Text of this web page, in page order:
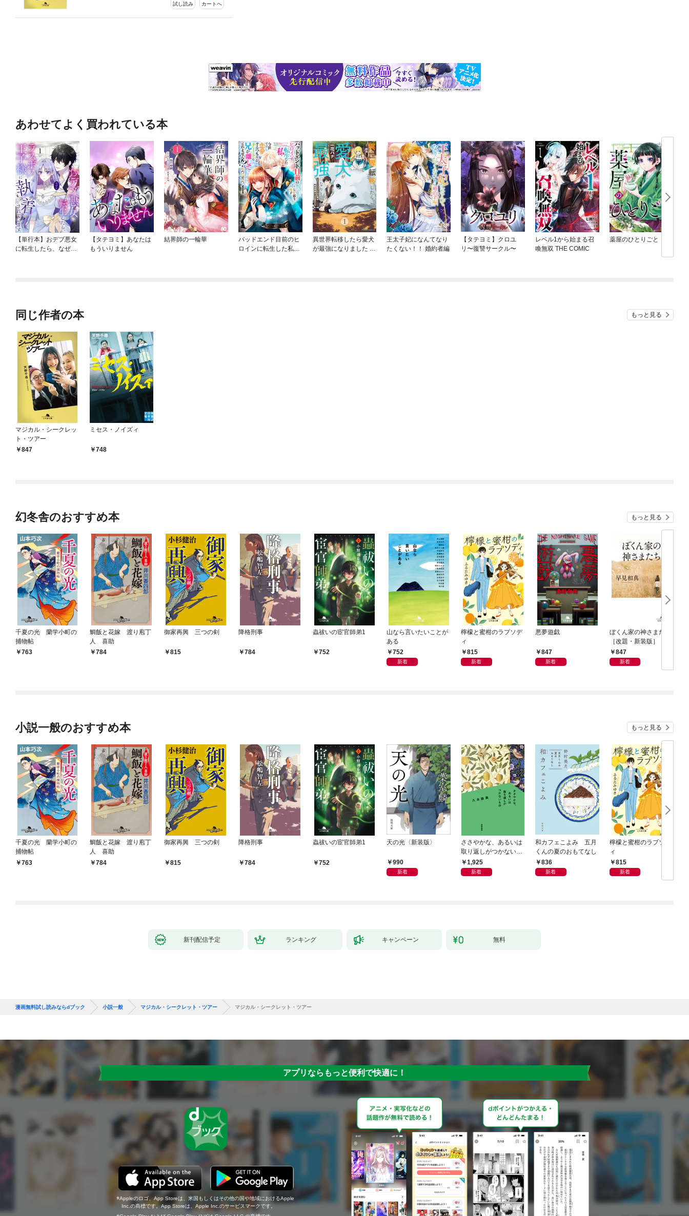
試し読み カートへ
あわせてよく買われている本
【単行本】おデブ悪女
に転生したら、なぜか
【タテヨミ】あなたは
もういりません
結界師の一輪華
バッドエンド目前のヒ
ロインに転生した私、
異世界転移したら愛犬
が最強になりました ～
王太子妃になんてなり
たくない！！ 婚約者編
【タテヨミ】クロユ
リ〜復讐サークル〜
レベル1から始まる召
喚無双 THE COMIC
薬屋のひとりごと
同じ作者の本 もっと見る
マジカル・シークレッ
ト・ツアー
847
ミセス・ノイズィ
748
幻冬舎のおすすめ本 もっと見る
千夏の光 蘭学小町の
捕物帖
763
鯛飯と花嫁 渡り庖丁
人 喜助
784
御家再興 三つの剣
815
降格刑事
784
蟲祓いの宦官師弟1
752
山なら言いたいことが
ある
752
新着
檸檬と蜜柑のラプソデ
ィ
815
新着
悪夢遊戯
847
新着
ぼくん家の神さまたち
［改題・新装版］
847
新着
小説一般のおすすめ本 もっと見る
千夏の光 蘭学小町の
捕物帖
763
鯛飯と花嫁 渡り庖丁
人 喜助
784
御家再興 三つの剣
815
降格刑事
784
蟲祓いの宦官師弟1
752
天の光〈新装版〉
990
新着
ささやかな、あるいは
取り返しがつかないも
の1,925
新着
和カフェこよみ 五月
くんの夏のおもてなし
836
新着
檸檬と蜜柑のラプソデ
ィ
815
新着
新刊配信予定 ランキング キャンペーン 無料
漫画無料試し読みならdブック 小説一般 マジカル・シークレット・ツアー マジカル・シークレット・ツアー
アプリならもっと便利で快適に！
Appleのロゴ、App Storeは、米国もしくはその他の国や地域におけるApple
Inc.の商標です。App Storeは、Apple Inc.のサービスマークです。